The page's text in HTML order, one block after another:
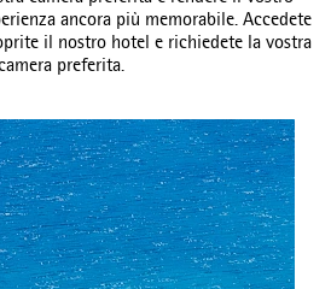
ancora più memorabile. Accedete
il nostro hotel e richiedete la vostra
preferita.